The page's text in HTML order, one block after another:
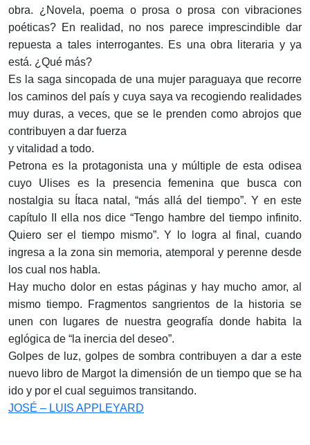
obra. ¿Novela, poema o prosa o prosa con vibraciones
poéticas? En realidad, no nos parece imprescindible dar
repuesta a tales interrogantes. Es una obra literaria y ya
está. ¿Qué más?
Es la saga sincopada de una mujer paraguaya que recorre
los caminos del país y cuya saya va recogiendo realidades
muy duras, a veces, que se le prenden como abrojos que
contribuyen a dar fuerza
y vitalidad a todo.
Petrona es la protagonista una y múltiple de esta odisea
cuyo Ulises es la presencia femenina que busca con
nostalgia su Ítaca natal, “más allá del tiempo”. Y en este
capítulo II ella nos dice “Tengo hambre del tiempo infinito.
Quiero ser el tiempo mismo”. Y lo logra al final, cuando
ingresa a la zona sin memoria, atemporal y perenne desde
los cual nos habla.
Hay mucho dolor en estas páginas y hay mucho amor, al
mismo tiempo. Fragmentos sangrientos de la historia se
unen con lugares de nuestra geografía donde habita la
eglógica de “la inercia del deseo”.
Golpes de luz, golpes de sombra contribuyen a dar a este
nuevo libro de Margot la dimensión de un tiempo que se ha
ido y por el cual seguimos transitando.
JOSÉ – LUIS APPLEYARD